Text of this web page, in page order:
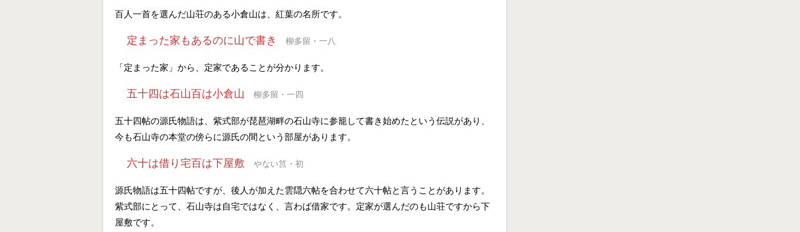
百人一首を選んだ山荘のある小倉山は、紅葉の名所です。
定まった家もあるのに山で書き 柳多留・一八
「定まった家」から、定家であることが分かります。
五十四は石山百は小倉山 柳多留・一四
五十四帖の源氏物語は、紫式部が琵琶湖畔の石山寺に参籠して書き始めたという伝説があり、
今も石山寺の本堂の傍らに源氏の間という部屋があります。
六十は借り宅百は下屋敷 やない筥・初
源氏物語は五十四帖ですが、後人が加えた雲隠六帖を合わせて六十帖と言うことがあります。
紫式部にとって、石山寺は自宅ではなく、言わば借家です。定家が選んだのも山荘ですから下
屋敷です。